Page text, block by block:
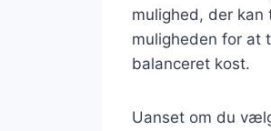
mulighed, der kan
muligheden for at
balanceret kost.
Uanset om du